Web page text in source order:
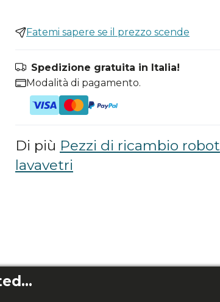
Fatemi sapere se il prezzo scende
Spedizione gratuita in Italia!
Modalità di pagamento.
Di più Pezzi di ricambio robot
lavavetri
Telecomando Windroid 870 Connected/Windroid 870 Connected T